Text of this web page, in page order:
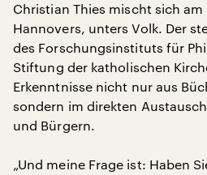
Christian Thies mischt sich
Hannovers, unters Volk. Der
des Forschungsinstituts für
Stiftung der katholischen
Erkenntnisse nicht nur aus
sondern im direkten
und Bürgern.
„Und meine Frage ist: Haben